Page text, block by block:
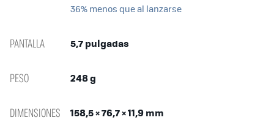
36% menos que al lanzarse
PANTALLA 5,7 pulgadas
PESO 248 g
DIMENSIONES 158,5 × 76,7 × 11,9 mm